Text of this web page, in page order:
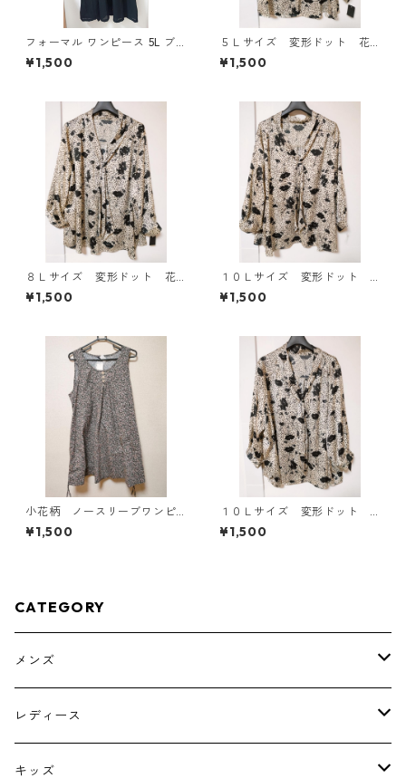
フォーマル ワンピース 5L ブ
ラック ◆KIY-1300◆
¥1,500
５Ｌサイズ 変形ドット 花
柄 ボウタイブラウス オフ
ホワイト KAE-4764
¥1,500
８Ｌサイズ 変形ドット 花
柄 ボウタイブラウス オフ
ホワイト KAE-4770
¥1,500
１０Ｌサイズ 変形ドット
花柄 ボウタイブラウス オ
フホワイト KAE-4772
¥1,500
小花柄 ノースリーブワンピ
ース ４Ｌ ブラック KAE-
4819
¥1,500
１０Ｌサイズ 変形ドット
花柄 ボウタイブラウス オ
フホワイト KAE-4778
¥1,500
CATEGORY
メンズ
トップス
ボトムス
レディース
トップス
キッズ